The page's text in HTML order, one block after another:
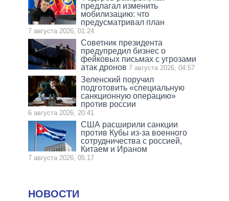
предлагал изменить
мобилизацию: что
предусматривал план
7 августа 2026, 01:24
Советник президента
предупредил бизнес о
фейковых письмах с угрозами
атак дронов 7 августа 2026, 04:57
Зеленский поручил
подготовить «специальную
санкционную операцию»
против россии
6 августа 2026, 20:41
США расширили санкции
против Кубы из-за военного
сотрудничества с россией,
Китаем и Ираном
7 августа 2026, 05:17
НОВОСТИ